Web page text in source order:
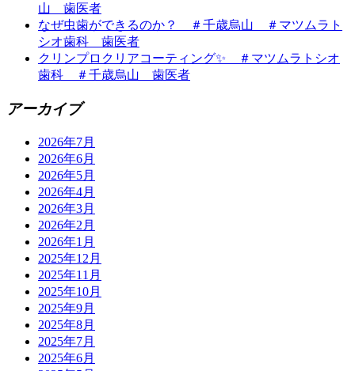
山 歯医者
なぜ虫歯ができるのか？ ＃千歳烏山 ＃マツムラト
シオ歯科 歯医者
クリンプロクリアコーティング✨ ＃マツムラトシオ
歯科 ＃千歳烏山 歯医者
アーカイブ
2026年7月
2026年6月
2026年5月
2026年4月
2026年3月
2026年2月
2026年1月
2025年12月
2025年11月
2025年10月
2025年9月
2025年8月
2025年7月
2025年6月